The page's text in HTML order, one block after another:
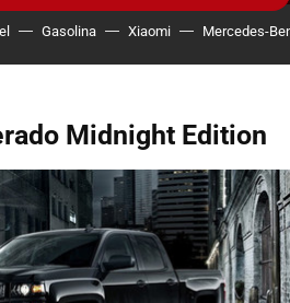
Gasolina Xiaomi Mercedes-
Midnight Edition